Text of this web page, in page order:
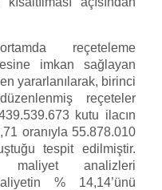
reçeteleme
imkan sağlayan
yararlanılarak, birinci
reçeteler
kutu ilacın
oranıyla 55.878.010
tespit edilmiştir.
maliyet analizleri
% 14,14’ünü